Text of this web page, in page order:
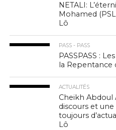
NETALI:
Mohamed
Lô
PASS - PASS
PASSPASS :
la Repentance
ACTUALITÉS
Cheikh Abdoul
discours et
toujours
Lô